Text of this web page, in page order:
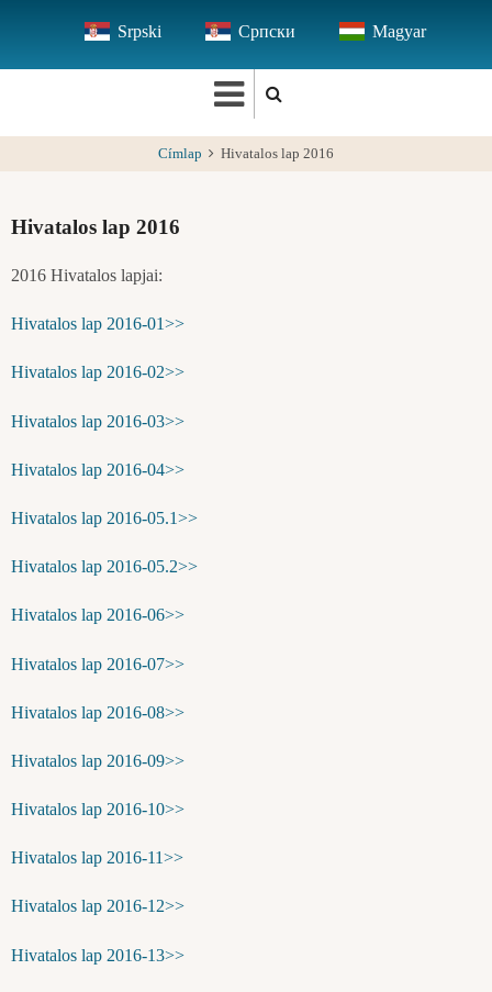
tartalomra
Srpski Српски Magyar
Címlap Hivatalos lap 2016
Hivatalos lap 2016
2016 Hivatalos lapjai:
Hivatalos lap 2016-01>>
Hivatalos lap 2016-02>>
Hivatalos lap 2016-03>>
Hivatalos lap 2016-04>>
Hivatalos lap 2016-05.1>>
Hivatalos lap 2016-05.2>>
Hivatalos lap 2016-06>>
Hivatalos lap 2016-07>>
Hivatalos lap 2016-08>>
Hivatalos lap 2016-09>>
Hivatalos lap 2016-10>>
Hivatalos lap 2016-11>>
Hivatalos lap 2016-12>>
Hivatalos lap 2016-13>>